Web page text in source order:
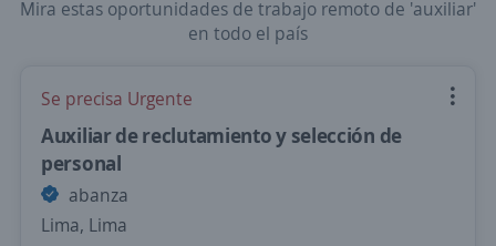
Mira estas oportunidades de trabajo remoto de 'auxiliar'
en todo el país
Se precisa Urgente
Auxiliar de reclutamiento y selección de
personal
abanza
Lima, Lima